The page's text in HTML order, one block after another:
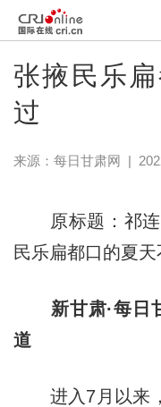
张掖民乐
过
来源： 每日甘肃网 |
原标题：祁连
民乐扁都口的夏
新甘肃·每日
道
进入7月以来，